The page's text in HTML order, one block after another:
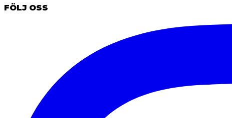
FÖLJ OSS